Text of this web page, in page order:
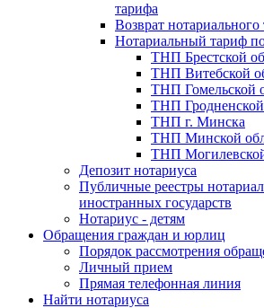
тарифа
Возврат нотариального
Нотариальный тариф
ТНП Брестской
ТНП Витебской
ТНП Гомельской
ТНП Гродненской
ТНП г. Минска
ТНП Минской
ТНП
Депозит нотариуса
Публичные реестры
иностранных государств
Нотариус - детям
Обращения граждан и юрлиц
Порядок рассмотрения
Личный прием
Прямая телефонная линия
Найти нотариуса